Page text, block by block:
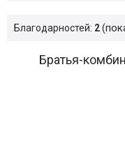
Благодарностей: 2
Братья-